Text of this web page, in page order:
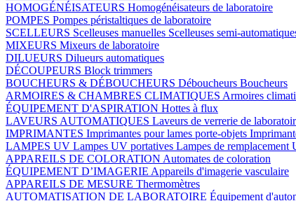
HOMOGÉNÉISATEURS Homogénéisateurs de laboratoire
POMPES Pompes péristaltiques de laboratoire
SCELLEURS Scelleuses manuelles Scelleuses semi-
MIXEURS Mixeurs de laboratoire
DILUEURS Dilueurs automatiques
DÉCOUPEURS Block trimmers
BOUCHEURS & DÉBOUCHEURS Déboucheurs Boucheurs
ARMOIRES & CHAMBRES CLIMATIQUES Armoires
ÉQUIPEMENT D'ASPIRATION Hottes à flux
LAVEURS AUTOMATIQUES Laveurs de verrerie de
IMPRIMANTES Imprimantes pour lames porte-objets
LAMPES UV Lampes UV portatives Lampes de remplacement
APPAREILS DE COLORATION Automates de coloration
ÉQUIPEMENT D’IMAGERIE Appareils d'imagerie vasculaire
APPAREILS DE MESURE Thermomètres
AUTOMATISATION DE LABORATOIRE Équipement